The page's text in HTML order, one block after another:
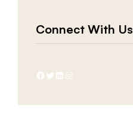
Connect With Us
Facebook Twitter LinkedIn Instagram